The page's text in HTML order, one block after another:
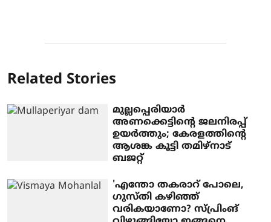
Related Stories
മുല്ലപ്പെരിയാര്‍
അണക്കെട്ടിന്റെ ജലനിരപ്പ്
ഉയര്‍ത്തും; കേരളത്തിന്റെ
ആശങ്ക കൂട്ടി തമിഴ്‌നാട്
ബജറ്റ്
'എന്തോ തകരാറ് പോലെ,
ഗുസ്തി കഴിഞ്ഞ്
വരികയാണോ? സ്പ്രിംങ്